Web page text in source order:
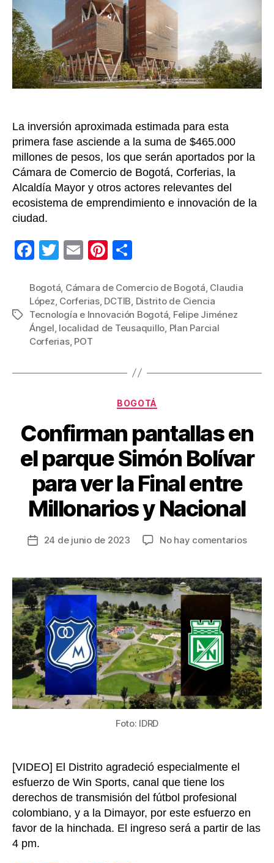
del
país
La inversión aproximada estimada para esta
primera fase asciende a la suma de $465.000
millones de pesos, los que serán aportados por la
Cámara de Comercio de Bogotá, Corferias, la
Alcaldía Mayor y otros actores relevantes del
ecosistema de emprendimiento e innovación de la
ciudad.
F
c
e
b
o
o
T
tt
er
E
ail
Pi
er
e
st
m
p
ar
Etiquetas
Bogotá, Cámara de Comercio de Bogotá, Claudia
López, Corferias, DCTIB, Distrito de Ciencia
Tecnología e Innovación Bogotá, Felipe Jiménez
Ángel, localidad de Teusaquillo, Plan Parcial
Corferias, POT
Categorías
BOGOTÁ
Confirman pantallas en
el parque Simón Bolívar
para ver la Final entre
Millonarios y Nacional
Fecha
entrada
24 de junio de 2023 No hay comentariosen
en
el
Simón
para
ver
la
Final
entre
Foto: IDRD
[VIDEO] El Distrito agradeció especialmente el
esfuerzo de Win Sports, canal que tiene los
derechos de transmisión del fútbol profesional
colombiano, y a la Dimayor, por este esfuerzo en
favor de la hinchada. El ingreso será a partir de las
4 pm.